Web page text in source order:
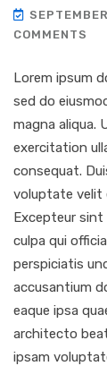
COMMENTS
Lorem ipsum
sed do
magna aliqua.
exercitation
consequat.
voluptate velit
Excepteur
culpa qui
perspiciatis
accusantium
eaque ipsa
architecto
ipsam